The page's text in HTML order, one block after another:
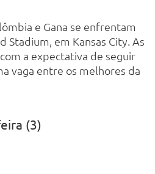
e Gana se enfrentam
Stadium, em Kansas City. As
a expectativa de seguir
vaga entre os melhores da
(3)